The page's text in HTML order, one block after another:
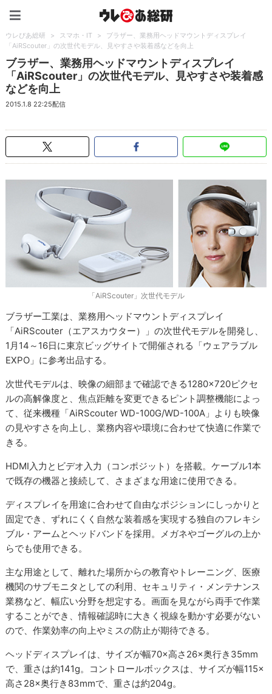
ウレぴあ総研 > スマホ・IT >
ブラザー、業務用ヘッドマウントディスプレイ
「AiRScouter」の次世代モデル、見やすさや装着感などを向上
ブラザー、業務用ヘッドマウントディスプレイ
「AiRScouter」の次世代モデル、見やすさや装着感
などを向上
2015.1.8 22:25配信
「AiRScouter」次世代モデル
ブラザー工業は、業務用ヘッドマウントディスプレイ
「AiRScouter（エアスカウター）」の次世代モデルを開発し、
1月14～16日に東京ビッグサイトで開催される「ウェアラブル
EXPO」に参考出品する。
次世代モデルは、映像の細部まで確認できる1280×720ピクセ
ルの高解像度と、焦点距離を変更できるピント調整機能によっ
て、従来機種「AiRScouter WD-100G/WD-100A」よりも映像
の見やすさを向上し、業務内容や環境に合わせて快適に作業で
きる。
HDMI入力とビデオ入力（コンポジット）を搭載。ケーブル1本
で既存の機器と接続して、さまざまな用途に使用できる。
ディスプレイを用途に合わせて自由なポジションにしっかりと
固定でき、ずれにくく自然な装着感を実現する独自のフレキシ
ブル・アームとヘッドバンドを採用。メガネやゴーグルの上か
らでも使用できる。
主な用途として、離れた場所からの教育やトレーニング、医療
機関のサブモニタとしての利用、セキュリティ・メンテナンス
業務など、幅広い分野を想定する。画面を見ながら両手で作業
することができ、情報確認時に大きく視線を動かす必要がない
ので、作業効率の向上やミスの防止が期待できる。
ヘッドディスプレイは、サイズが幅70×高さ26×奥行き35mm
で、重さは約141g。コントロールボックスは、サイズが幅115×
高さ28×奥行き83mmで、重さは約204g。